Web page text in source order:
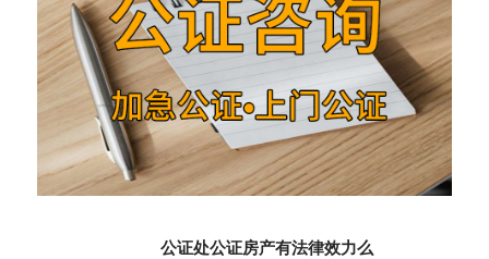
公证处公证房产有法律效力么